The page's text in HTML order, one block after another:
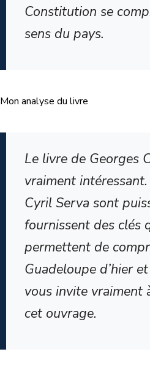
Constitution se
sens du pays.
Mon analyse du livre
Le livre de Georges
vraiment
Cyril Serva sont
fournissent des clés
permettent de
Guadeloupe d’hier et
vous invite vraiment
cet ouvrage.